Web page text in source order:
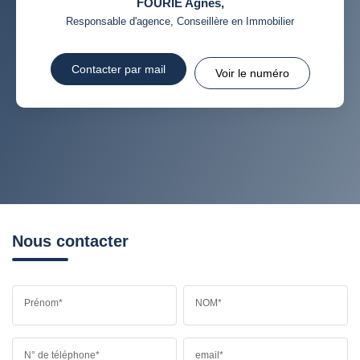
Responsable d'agence, Conseillère en Immobilier
Contacter par mail Voir le numéro
Nous contacter
Prénom* NOM*
N° de téléphone* email*